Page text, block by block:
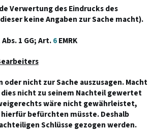
Verwertung des Eindrucks des
keine Angaben zur Sache macht).
Abs. 1 GG; Art.6EMRK
nicht zur Sache auszusagen. Macht
nicht zu seinem Nachteil gewertet
wäre nicht gewährleistet,
befürchten müsste. Deshalb
Schlüsse gezogen werden.